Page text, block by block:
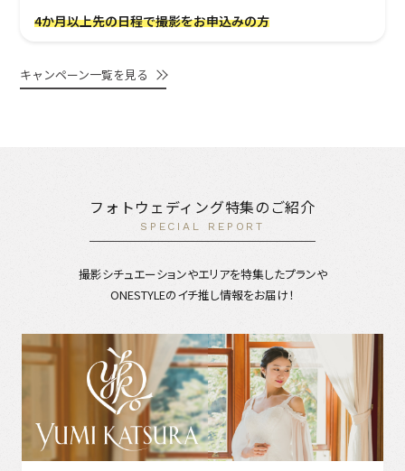
4か月以上先の日程で撮影をお申込みの方
キャンペーン一覧を見る
フォトウェディング特集のご紹介
SPECIAL REPORT
撮影シチュエーションやエリアを特集したプランや
ONESTYLEのイチ推し情報をお届け！